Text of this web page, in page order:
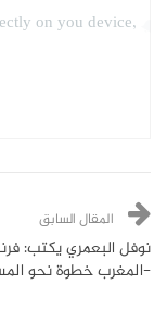
on you device,
المقال السابق
نوفل البعمري يكتب:
-المغرب خطوة نحو